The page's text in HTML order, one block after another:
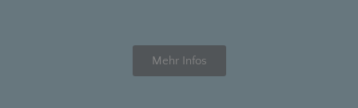
Mehr Infos